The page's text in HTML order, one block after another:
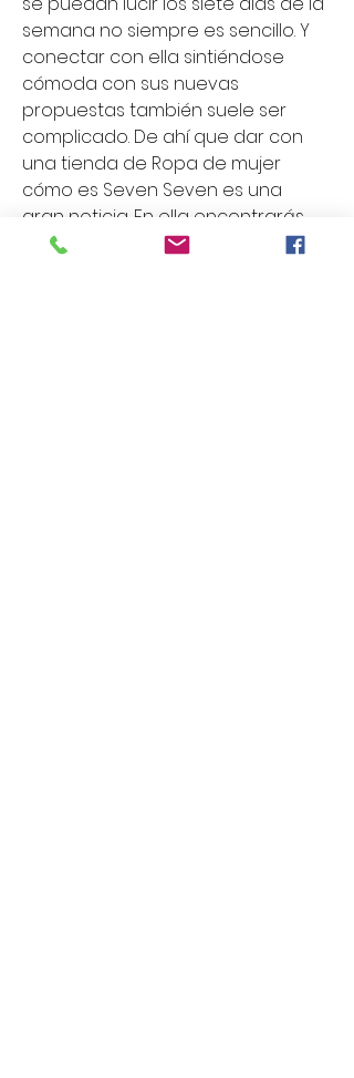
semana no siempre es sencillo. Y
conectar con ella sintiéndose
cómoda con sus nuevas
propuestas también suele ser
complicado. De ahí que dar con
una tienda de Ropa de mujer
cómo es Seven Seven es una
gran noticia. En ella encontrarás
un amplísimo catálogo de